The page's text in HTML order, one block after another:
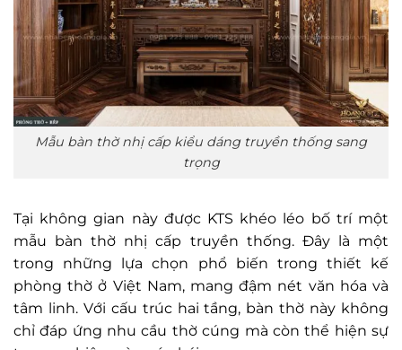
Mẫu bàn thờ nhị cấp kiểu dáng truyền thống sang
trọng
Tại không gian này được KTS khéo léo bố trí một
mẫu bàn thờ nhị cấp truyền thống. Đây là một
trong những lựa chọn phổ biến trong thiết kế
phòng thờ ở Việt Nam, mang đậm nét văn hóa và
tâm linh. Với cấu trúc hai tầng, bàn thờ này không
chỉ đáp ứng nhu cầu thờ cúng mà còn thể hiện sự